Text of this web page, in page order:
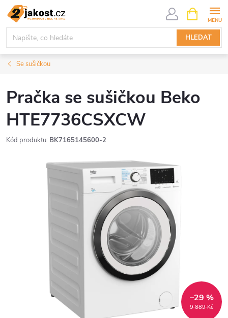
Přejít
obsah
HLEDAT
NÁKUPNÍ
KOŠÍK
Se sušičkou
Pračka se sušičkou Beko
HTE7736CSXCW
Kód produktu: BK7165145600-2
9 889 Kč
–29 %